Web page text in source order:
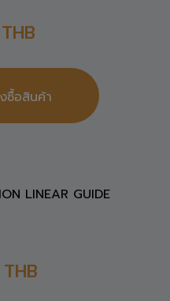
THB
ซื้อสินค้า
LINEAR GUIDE
THB